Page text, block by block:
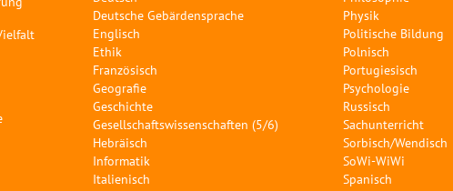
Deutsche Gebärdensprache
Englisch
Ethik
Französisch
Geografie
Geschichte
Gesellschaftswissenschaften (5/6)
Hebräisch
Informatik
Italienisch
Physik
Politische Bildung
Polnisch
Portugiesisch
Psychologie
Russisch
Sachunterricht
Sorbisch/Wendisch
SoWi-WiWi
Spanisch